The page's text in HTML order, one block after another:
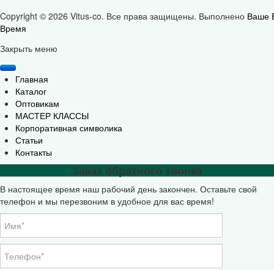
Copyright © 2026 Vitus-co. Все права защищены. Выполнено Ваше
Время
Закрыть меню
Главная
Каталог
Оптовикам
МАСТЕР КЛАССЫ
Корпоративная символика
Статьи
Контакты
Заказ обратного звонка
В настоящее время наш рабочий день закончен. Оставьте свой
телефон и мы перезвоним в удобное для вас время!